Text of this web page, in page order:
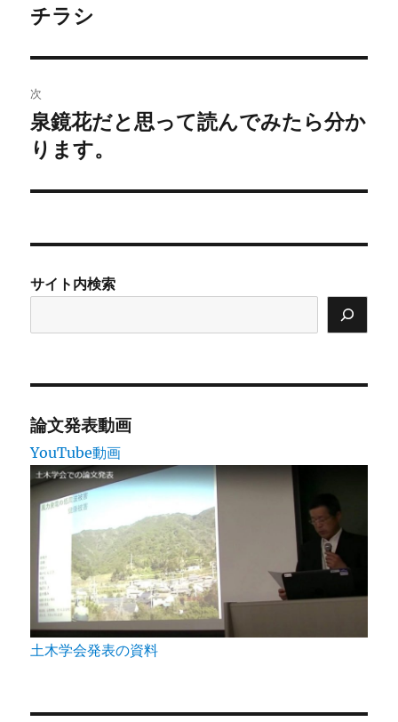
ナ
ビ
ゲ
ー
シ
ン
の
稿:
チラシ
次
次
の
稿:
泉鏡花だと思って読んでみたら分か
ります。
サイト内検索
論文発表動画
YouTube動画
土木学会発表の資料